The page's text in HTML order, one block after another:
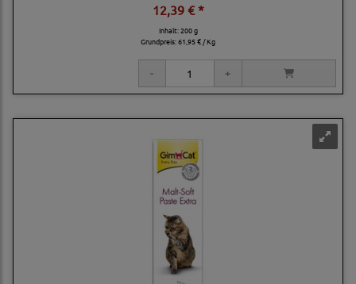
12,39 € *
Inhalt: 200 g
Grundpreis:61,95 € / Kg